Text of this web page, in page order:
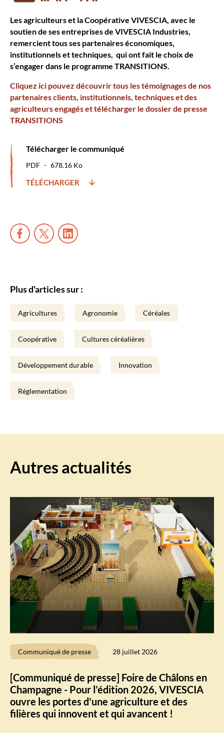
Les agriculteurs et la Coopérative VIVESCIA, avec le
soutien de ses entreprises de VIVESCIA Industries,
remercient tous ses partenaires économiques,
institutionnels et techniques, qui ont fait le choix de
s’engager dans le programme TRANSITIONS.
Cliquez ici pouvez découvrir tous les témoignages de nos
partenaires clients, institutionnels, techniques et des
agriculteurs engagés et télécharger le dossier de presse
TRANSITIONS
Télécharger le communiqué
PDF 678.16 Ko
TÉLÉCHARGER
Plus d'articles sur :
Agricultures Agronomie Céréales
Coopérative Cultures céréalières
Développement durable Innovation
Réglementation
Autres actualités
Communiqué de presse 28 juillet 2026
[Communiqué de presse] Foire de Châlons en
Champagne - Pour l’édition 2026, VIVESCIA
ouvre les portes d'une agriculture et des
filières qui innovent et qui avancent !